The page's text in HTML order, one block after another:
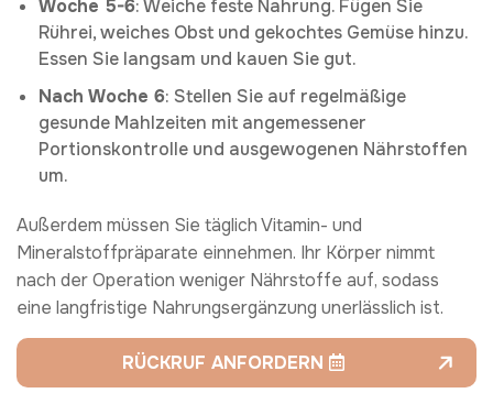
Woche 5-6: Weiche feste Nahrung. Fügen Sie
Rührei, weiches Obst und gekochtes Gemüse hinzu.
Essen Sie langsam und kauen Sie gut.
Nach Woche 6: Stellen Sie auf regelmäßige
gesunde Mahlzeiten mit angemessener
Portionskontrolle und ausgewogenen Nährstoffen
um.
Außerdem müssen Sie täglich Vitamin- und
Mineralstoffpräparate einnehmen. Ihr Körper nimmt
nach der Operation weniger Nährstoffe auf, sodass
eine langfristige Nahrungsergänzung unerlässlich ist.
RÜCKRUF ANFORDERN